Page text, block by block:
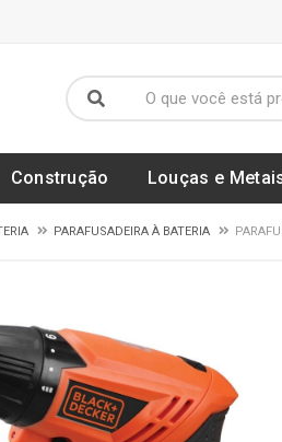
Construção Louças e
PARAFUSADEIRA À BATERIA